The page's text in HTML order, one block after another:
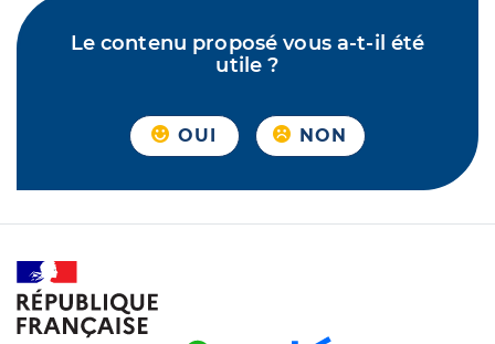
Le contenu proposé vous a-t-il été
utile ?
OUI NON